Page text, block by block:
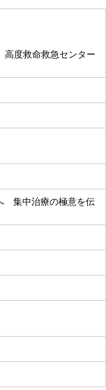
度救命救急センター
集中治療の極意を伝